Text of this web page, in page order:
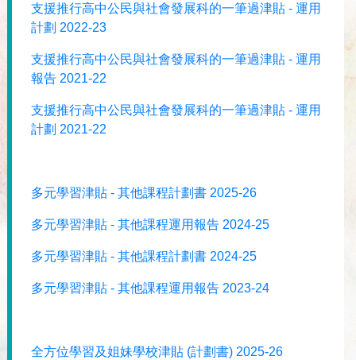
支援推行高中公民與社會發展科的一筆過津貼 - 運用
計劃 2022-23
支援推行高中公民與社會發展科的一筆過津貼 - 運用
報告 2021-22
支援推行高中公民與社會發展科的一筆過津貼 - 運用
計劃 2021-22
多元學習津貼 - 其他課程計劃書 2025-26
多元學習津貼 - 其他課程運用報告 2024-25
多元學習津貼 - 其他課程計劃書 2024-25
多元學習津貼 - 其他課程運用報告 2023-24
全方位學習及姐妹學校津貼 (計劃書) 2025-26